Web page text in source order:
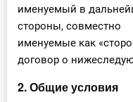
именуемый в
стороны, совместно
именуемые как
договор о
2. Общие условия